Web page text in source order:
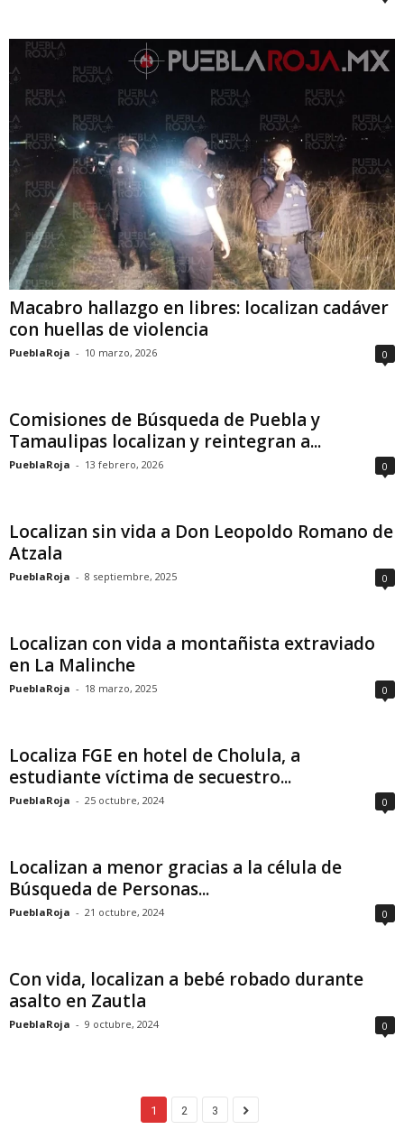
Macabro hallazgo en libres: localizan cadáver
con huellas de violencia
PueblaRoja - 10 marzo, 2026 0
Comisiones de Búsqueda de Puebla y
Tamaulipas localizan y reintegran a...
PueblaRoja - 13 febrero, 2026 0
Localizan sin vida a Don Leopoldo Romano de
Atzala
PueblaRoja - 8 septiembre, 2025 0
Localizan con vida a montañista extraviado
en La Malinche
PueblaRoja - 18 marzo, 2025 0
Localiza FGE en hotel de Cholula, a
estudiante víctima de secuestro...
PueblaRoja - 25 octubre, 2024 0
Localizan a menor gracias a la célula de
Búsqueda de Personas...
PueblaRoja - 21 octubre, 2024 0
Con vida, localizan a bebé robado durante
asalto en Zautla
PueblaRoja - 9 octubre, 2024 0
1 2 3